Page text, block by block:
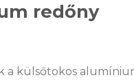
redőny
a külsőtokos